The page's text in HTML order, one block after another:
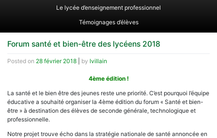
Le lycée d’enseignement professionnel
Témoignages d’élèves
Forum santé et bien-être des lycéens 2018
Posted on 28 février 2018 by lvillain
4ème édition !
La santé et le bien être des jeunes reste une priorité. C’est pourquoi l’équipe
éducative a souhaité organiser la 4ème édition du forum « Santé et bien-
être » à destination des élèves de seconde générale, technologique et
professionnelle.
Notre projet trouve écho dans la stratégie nationale de santé annoncée en